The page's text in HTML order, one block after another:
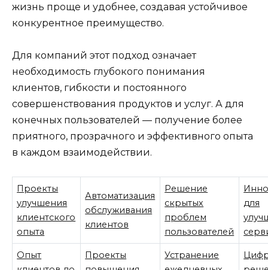
жизнь проще и удобнее, создавая устойчивое
конкурентное преимущество.
Для компаний этот подход означает
необходимость глубокого понимания
клиентов, гибкости и постоянного
совершенствования продуктов и услуг. А для
конечных пользователей — получение более
приятного, прозрачного и эффективного опыта
в каждом взаимодействии.
Проекты
улучшения
клиентского
опыта
Автоматизация
обслуживания
клиентов
Решение
скрытых
проблем
пользователей
для
Опыт
Проекты
Устранение